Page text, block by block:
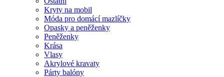
Kryty na mobil
Móda pro domácí mazlíčky
Opasky a peněženky
Peněženky
Krása
Vlasy
Akrylové kravaty
Párty balóny